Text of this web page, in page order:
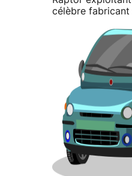
célèbre fabricant